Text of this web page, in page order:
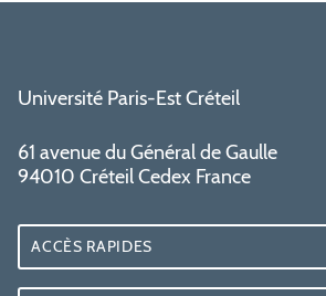
Université Paris-Est Créteil
61 avenue du Général de Gaulle
94010 Créteil Cedex France
ACCÈS RAPIDES